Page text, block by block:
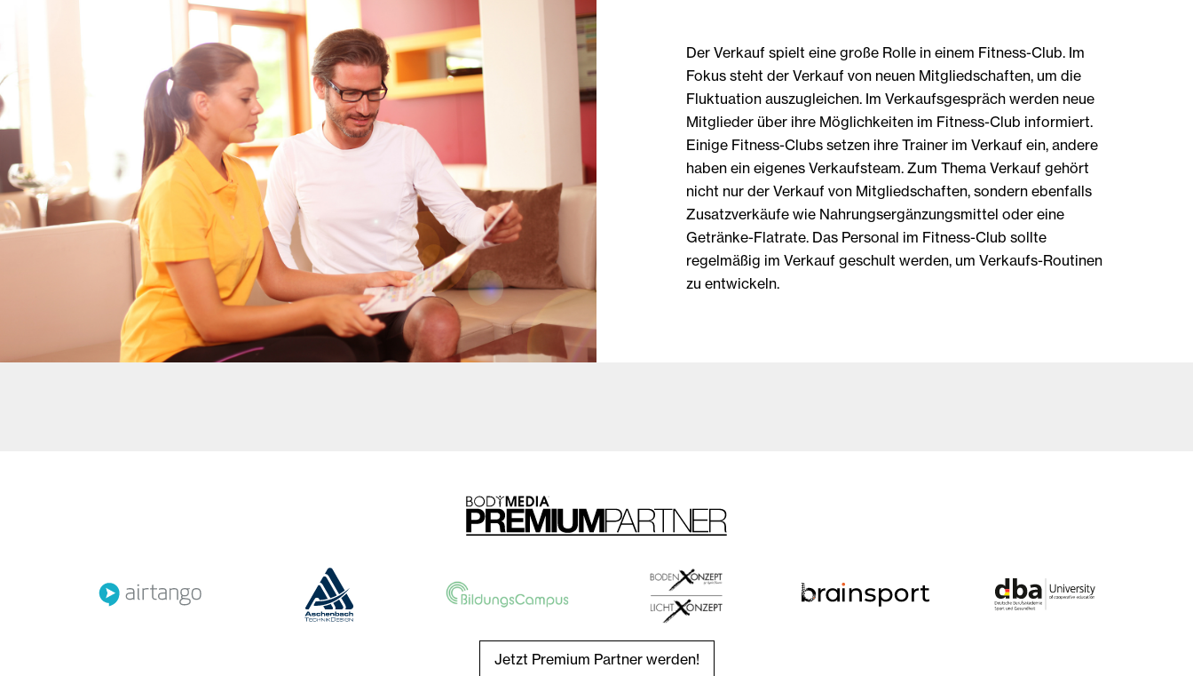
Der Verkauf spielt eine große Rolle in einem Fitness-Club. Im
Fokus steht der Verkauf von neuen Mitgliedschaften, um die
Fluktuation auszugleichen. Im Verkaufsgespräch werden neue
Mitglieder über ihre Möglichkeiten im Fitness-Club informiert.
Einige Fitness-Clubs setzen ihre Trainer im Verkauf ein, andere
haben ein eigenes Verkaufsteam. Zum Thema Verkauf gehört
nicht nur der Verkauf von Mitgliedschaften, sondern ebenfalls
Zusatzverkäufe wie Nahrungsergänzungsmittel oder eine
Getränke-Flatrate. Das Personal im Fitness-Club sollte
regelmäßig im Verkauf geschult werden, um Verkaufs-Routinen
zu entwickeln.
Jetzt Premium Partner werden!